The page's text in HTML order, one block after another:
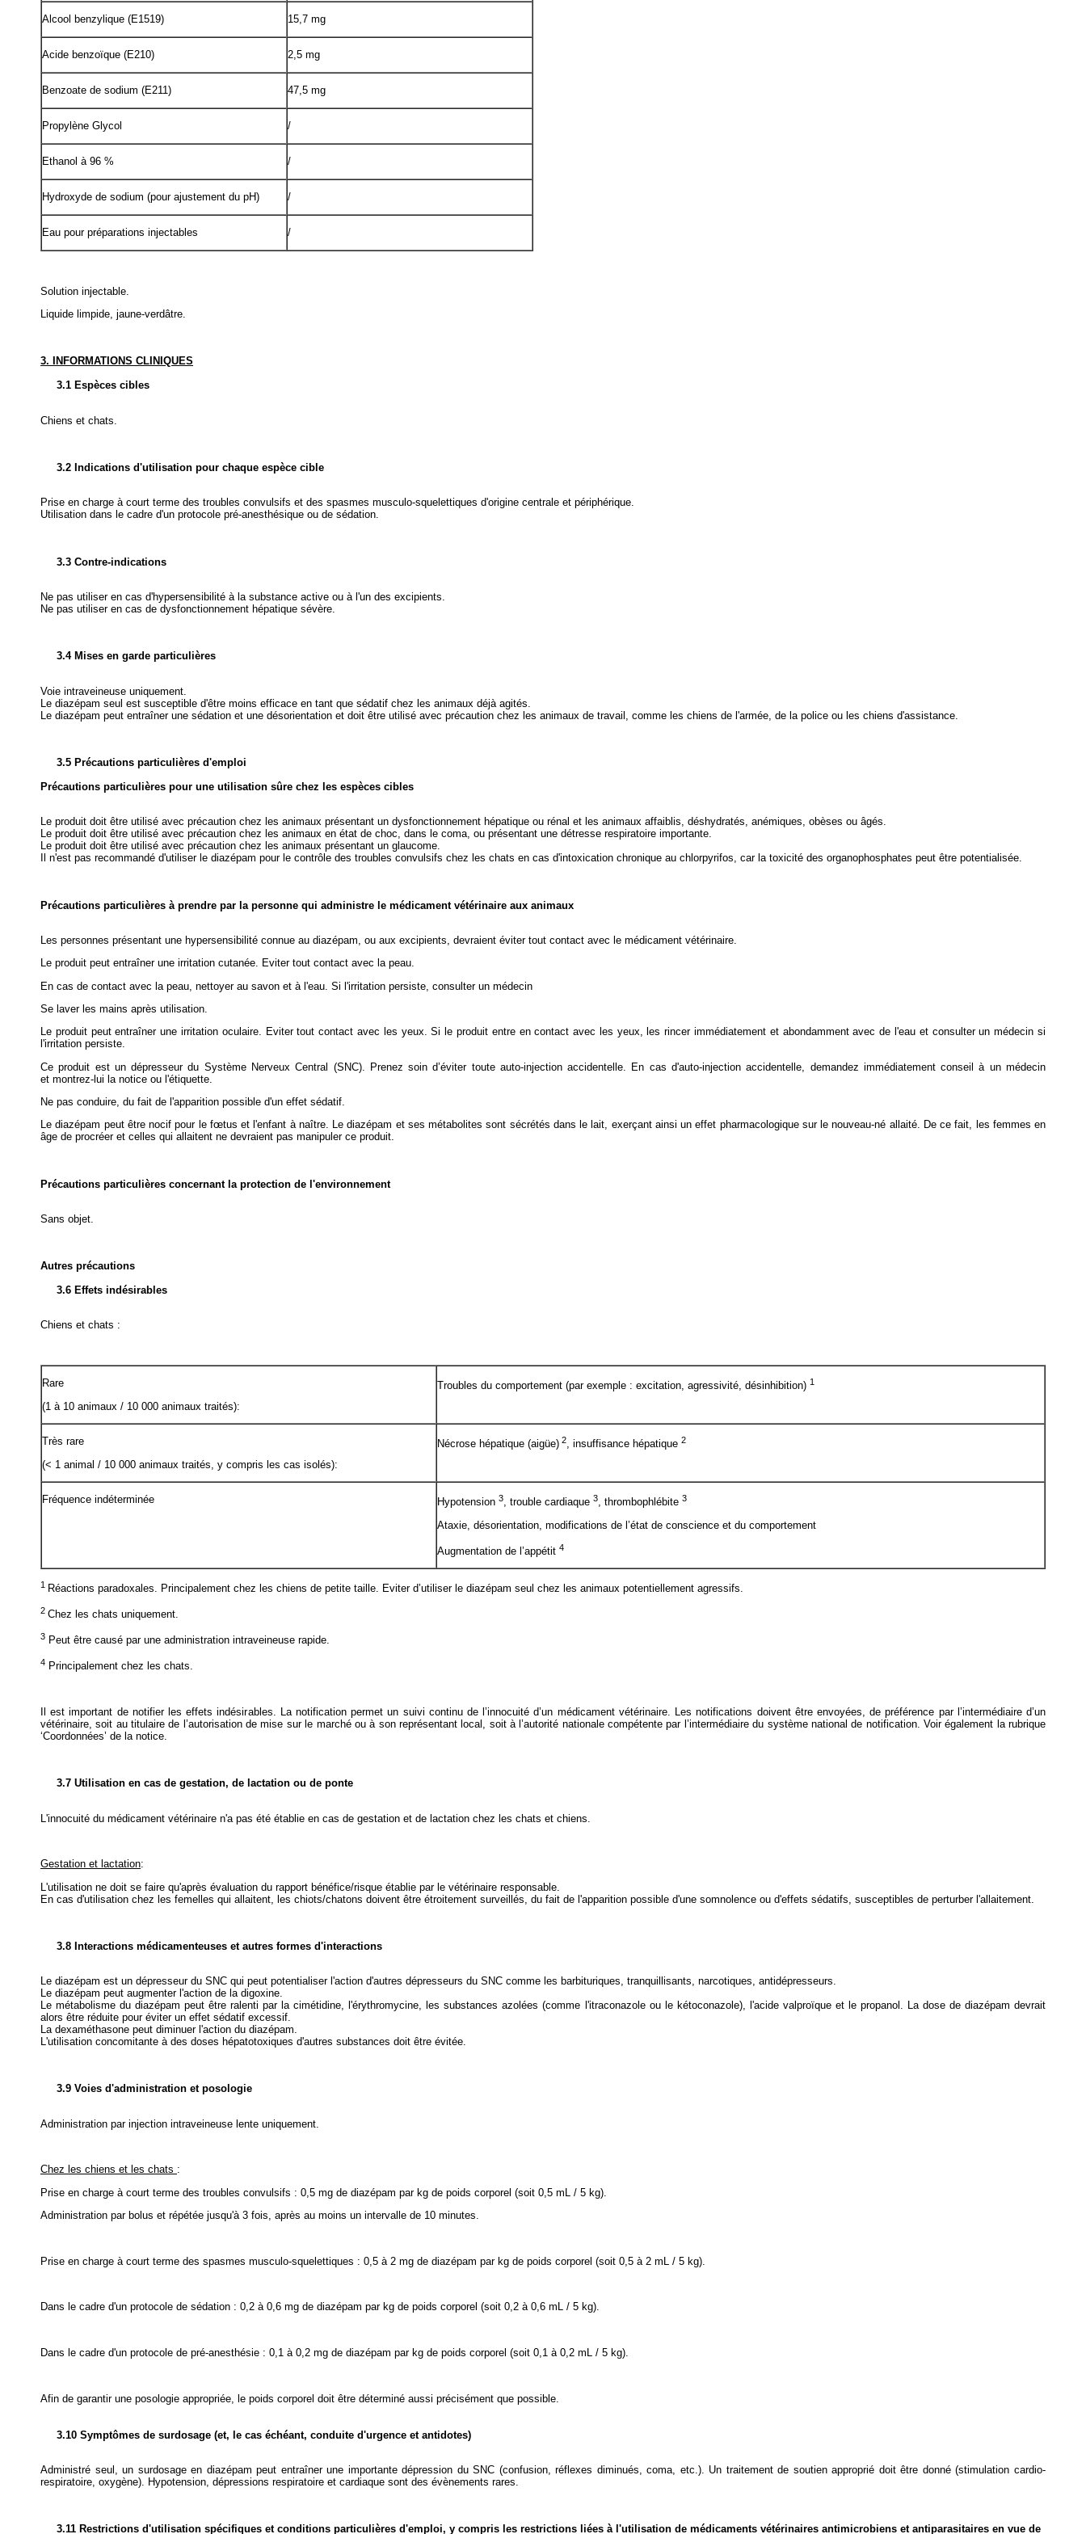
Alcool benzylique (E1519) 15,7 mg
Acide benzoïque (E210) 2,5 mg
Benzoate de sodium (E211) 47,5 mg
Propylène Glycol /
Ethanol à 96 % /
Hydroxyde de sodium (pour ajustement du pH) /
Eau pour préparations injectables /
Solution injectable.
Liquide limpide, jaune-verdâtre.
3. INFORMATIONS CLINIQUES
3.1 Espèces cibles
Chiens et chats.
3.2 Indications d'utilisation pour chaque espèce cible
Prise en charge à court terme des troubles convulsifs et des spasmes musculo-squelettiques d'origine centrale et périphérique.
Utilisation dans le cadre d'un protocole pré-anesthésique ou de sédation.
3.3 Contre-indications
Ne pas utiliser en cas d'hypersensibilité à la substance active ou à l'un des excipients.
Ne pas utiliser en cas de dysfonctionnement hépatique sévère.
3.4 Mises en garde particulières
Voie intraveineuse uniquement.
Le diazépam seul est susceptible d'être moins efficace en tant que sédatif chez les animaux déjà agités.
Le diazépam peut entraîner une sédation et une désorientation et doit être utilisé avec précaution chez les animaux de travail, comme les chiens de l'armée, de la police ou les chiens d'assistance.
3.5 Précautions particulières d'emploi
Précautions particulières pour une utilisation sûre chez les espèces cibles
Le produit doit être utilisé avec précaution chez les animaux présentant un dysfonctionnement hépatique ou rénal et les animaux affaiblis, déshydratés, anémiques, obèses ou âgés.
Le produit doit être utilisé avec précaution chez les animaux en état de choc, dans le coma, ou présentant une détresse respiratoire importante.
Le produit doit être utilisé avec précaution chez les animaux présentant un glaucome.
Il n'est pas recommandé d'utiliser le diazépam pour le contrôle des troubles convulsifs chez les chats en cas d'intoxication chronique au chlorpyrifos, car la toxicité des organophosphates peut être potentialisée.
Précautions particulières à prendre par la personne qui administre le médicament vétérinaire aux animaux
Les personnes présentant une hypersensibilité connue au diazépam, ou aux excipients, devraient éviter tout contact avec le médicament vétérinaire.
Le produit peut entraîner une irritation cutanée. Eviter tout contact avec la peau.
En cas de contact avec la peau, nettoyer au savon et à l'eau. Si l'irritation persiste, consulter un médecin
Se laver les mains après utilisation.
Le produit peut entraîner une irritation oculaire. Eviter tout contact avec les yeux. Si le produit entre en contact avec les yeux, les rincer immédiatement et abondamment avec de l'eau et consulter un médecin si
l'irritation persiste.
Ce produit est un dépresseur du Système Nerveux Central (SNC). Prenez soin d’éviter toute auto-injection accidentelle. En cas d'auto-injection accidentelle, demandez immédiatement conseil à un médecin
et montrez-lui la notice ou l'étiquette.
Ne pas conduire, du fait de l'apparition possible d'un effet sédatif.
Le diazépam peut être nocif pour le fœtus et l'enfant à naître. Le diazépam et ses métabolites sont sécrétés dans le lait, exerçant ainsi un effet pharmacologique sur le nouveau-né allaité. De ce fait, les femmes en
âge de procréer et celles qui allaitent ne devraient pas manipuler ce produit.
Précautions particulières concernant la protection de l'environnement
Sans objet.
Autres précautions
3.6 Effets indésirables
Chiens et chats :
Rare
(1 à 10 animaux / 10 000 animaux traités):
Troubles du comportement (par exemple : excitation, agressivité, désinhibition) 1
Très rare
(< 1 animal / 10 000 animaux traités, y compris les cas isolés):
Nécrose hépatique (aigüe) 2, insuffisance hépatique 2
Fréquence indéterminée Hypotension 3, trouble cardiaque 3, thrombophlébite 3
Ataxie, désorientation, modifications de l’état de conscience et du comportement
Augmentation de l’appétit 4
1 Réactions paradoxales. Principalement chez les chiens de petite taille. Eviter d’utiliser le diazépam seul chez les animaux potentiellement agressifs.
2 Chez les chats uniquement.
3 Peut être causé par une administration intraveineuse rapide.
4 Principalement chez les chats.
Il est important de notifier les effets indésirables. La notification permet un suivi continu de l’innocuité d’un médicament vétérinaire. Les notifications doivent être envoyées, de préférence par l’intermédiaire d’un
vétérinaire, soit au titulaire de l’autorisation de mise sur le marché ou à son représentant local, soit à l’autorité nationale compétente par l’intermédiaire du système national de notification. Voir également la rubrique
‘Coordonnées’ de la notice.
3.7 Utilisation en cas de gestation, de lactation ou de ponte
L'innocuité du médicament vétérinaire n'a pas été établie en cas de gestation et de lactation chez les chats et chiens.
Gestation et lactation:
L'utilisation ne doit se faire qu'après évaluation du rapport bénéfice/risque établie par le vétérinaire responsable.
En cas d'utilisation chez les femelles qui allaitent, les chiots/chatons doivent être étroitement surveillés, du fait de l'apparition possible d'une somnolence ou d'effets sédatifs, susceptibles de perturber l'allaitement.
3.8 Interactions médicamenteuses et autres formes d'interactions
Le diazépam est un dépresseur du SNC qui peut potentialiser l'action d'autres dépresseurs du SNC comme les barbituriques, tranquillisants, narcotiques, antidépresseurs.
Le diazépam peut augmenter l'action de la digoxine.
Le métabolisme du diazépam peut être ralenti par la cimétidine, l'érythromycine, les substances azolées (comme l'itraconazole ou le kétoconazole), l'acide valproïque et le propanol. La dose de diazépam devrait
alors être réduite pour éviter un effet sédatif excessif.
La dexaméthasone peut diminuer l'action du diazépam.
L'utilisation concomitante à des doses hépatotoxiques d'autres substances doit être évitée.
3.9 Voies d'administration et posologie
Administration par injection intraveineuse lente uniquement.
Chez les chiens et les chats :
Prise en charge à court terme des troubles convulsifs : 0,5 mg de diazépam par kg de poids corporel (soit 0,5 mL / 5 kg).
Administration par bolus et répétée jusqu'à 3 fois, après au moins un intervalle de 10 minutes.
Prise en charge à court terme des spasmes musculo-squelettiques : 0,5 à 2 mg de diazépam par kg de poids corporel (soit 0,5 à 2 mL / 5 kg).
Dans le cadre d'un protocole de sédation : 0,2 à 0,6 mg de diazépam par kg de poids corporel (soit 0,2 à 0,6 mL / 5 kg).
Dans le cadre d'un protocole de pré-anesthésie : 0,1 à 0,2 mg de diazépam par kg de poids corporel (soit 0,1 à 0,2 mL / 5 kg).
Afin de garantir une posologie appropriée, le poids corporel doit être déterminé aussi précisément que possible.
3.10 Symptômes de surdosage (et, le cas échéant, conduite d'urgence et antidotes)
Administré seul, un surdosage en diazépam peut entraîner une importante dépression du SNC (confusion, réflexes diminués, coma, etc.). Un traitement de soutien approprié doit être donné (stimulation cardio-
respiratoire, oxygène). Hypotension, dépressions respiratoire et cardiaque sont des évènements rares.
3.11 Restrictions d'utilisation spécifiques et conditions particulières d'emploi, y compris les restrictions liées à l'utilisation de médicaments vétérinaires antimicrobiens et antiparasitaires en vue de